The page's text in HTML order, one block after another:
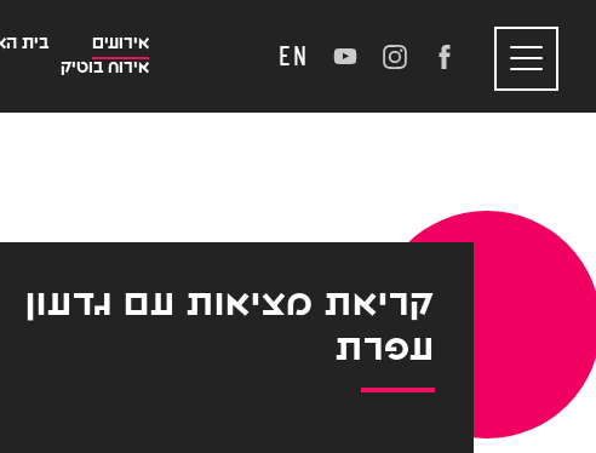
אירועים בית
אירוח בוטיק
Toggle
navigation
EN
קריאת מציאות עם גדעון
עפרת